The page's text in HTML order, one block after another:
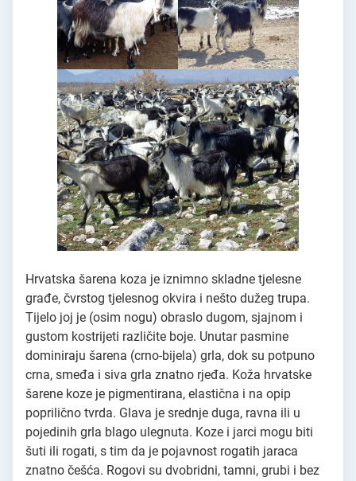
Hrvatska šarena koza je iznimno skladne tjelesne
građe, čvrstog tjelesnog okvira i nešto dužeg trupa.
Tijelo joj je (osim nogu) obraslo dugom, sjajnom i
gustom kostrijeti različite boje. Unutar pasmine
dominiraju šarena (crno-bijela) grla, dok su potpuno
crna, smeđa i siva grla znatno rjeđa. Koža hrvatske
šarene koze je pigmentirana, elastična i na opip
poprilično tvrda. Glava je srednje duga, ravna ili u
pojedinih grla blago ulegnuta. Koze i jarci mogu biti
šuti ili rogati, s tim da je pojavnost rogatih jaraca
znatno češća. Rogovi su dvobridni, tamni, grubi i bez